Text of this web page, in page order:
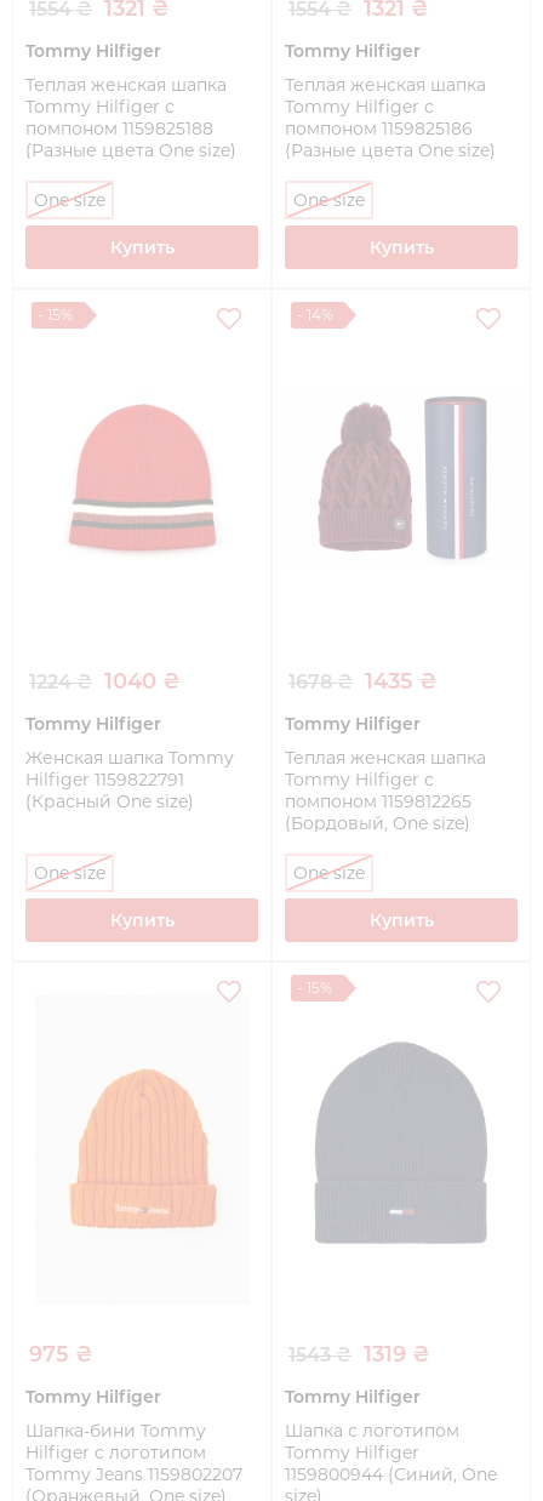
1554 ₴ 1321 ₴
Tommy Hilfiger
Теплая женская шапка
Tommy Hilfiger с
помпоном 1159825188
(Разные цвета One size)
One size
Купить
1554 ₴ 1321 ₴
Tommy Hilfiger
Теплая женская шапка
Tommy Hilfiger с
помпоном 1159825186
(Разные цвета One size)
One size
Купить
- 15%
1224 ₴ 1040 ₴
Tommy Hilfiger
Женская шапка Tommy
Hilfiger 1159822791
(Красный One size)
One size
Купить
- 14%
1678 ₴ 1435 ₴
Tommy Hilfiger
Теплая женская шапка
Tommy Hilfiger с
помпоном 1159812265
(Бордовый, One size)
One size
Купить
975 ₴
Tommy Hilfiger
Шапка-бини Tommy
Hilfiger с логотипом
Tommy Jeans 1159802207
(Оранжевый, One size)
- 15%
1543 ₴ 1319 ₴
Tommy Hilfiger
Шапка с логотипом
Tommy Hilfiger
1159800944 (Синий, One
size)